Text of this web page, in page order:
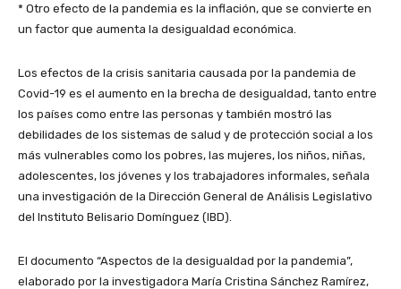
* Otro efecto de la pandemia es la inflación, que se convierte en
un factor que aumenta la desigualdad económica.
Los efectos de la crisis sanitaria causada por la pandemia de
Covid-19 es el aumento en la brecha de desigualdad, tanto entre
los países como entre las personas y también mostró las
debilidades de los sistemas de salud y de protección social a los
más vulnerables como los pobres, las mujeres, los niños, niñas,
adolescentes, los jóvenes y los trabajadores informales, señala
una investigación de la Dirección General de Análisis Legislativo
del Instituto Belisario Domínguez (IBD).
El documento “Aspectos de la desigualdad por la pandemia”,
elaborado por la investigadora María Cristina Sánchez Ramírez,